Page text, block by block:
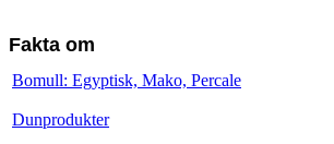
Fakta om
Bomull: Egyptisk, Mako, Percale
Dunprodukter